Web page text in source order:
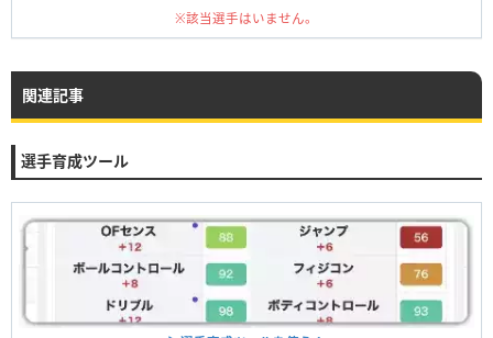
※該当選手はいません。
関連記事
選手育成ツール